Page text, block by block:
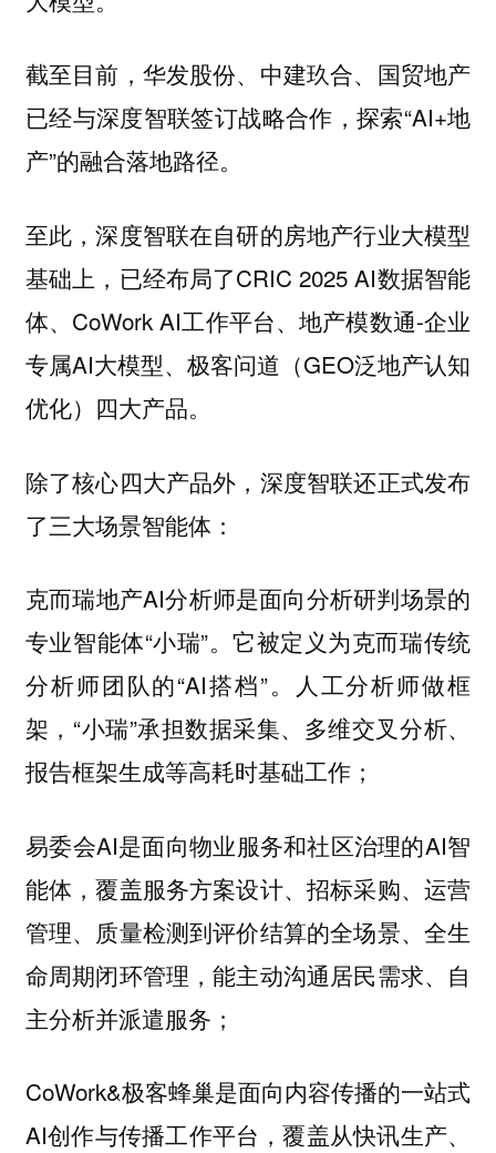
截至目前，华发股份、中建玖合、国贸地产
已经与深度智联签订战略合作，探索“AI+地
产”的融合落地路径。
至此，深度智联在自研的房地产行业大模型
基础上，已经布局了CRIC 2025 AI数据智能
体、CoWork AI工作平台、地产模数通-企业
专属AI大模型、极客问道（GEO泛地产认知
优化）四大产品。
除了核心四大产品外，深度智联还正式发布
了三大场景智能体：
克而瑞地产AI分析师是面向分析研判场景的
专业智能体“小瑞”。它被定义为克而瑞传统
分析师团队的“AI搭档”。人工分析师做框
架，“小瑞”承担数据采集、多维交叉分析、
报告框架生成等高耗时基础工作；
易委会AI是面向物业服务和社区治理的AI智
能体，覆盖服务方案设计、招标采购、运营
管理、质量检测到评价结算的全场景、全生
命周期闭环管理，能主动沟通居民需求、自
主分析并派遣服务；
CoWork&极客蜂巢是面向内容传播的一站式
AI创作与传播工作平台，覆盖从快讯生产、